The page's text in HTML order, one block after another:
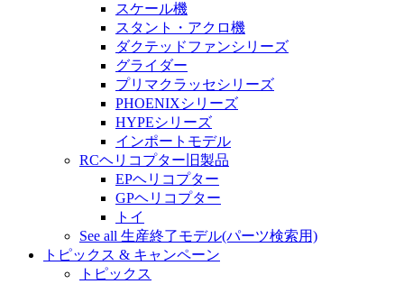
スケール機
スタント・アクロ機
ダクテッドファンシリーズ
グライダー
プリマクラッセシリーズ
PHOENIXシリーズ
HYPEシリーズ
インポートモデル
RCヘリコプター旧製品
EPヘリコプター
GPヘリコプター
トイ
See all 生産終了モデル(パーツ検索用)
トピックス & キャンペーン
トピックス